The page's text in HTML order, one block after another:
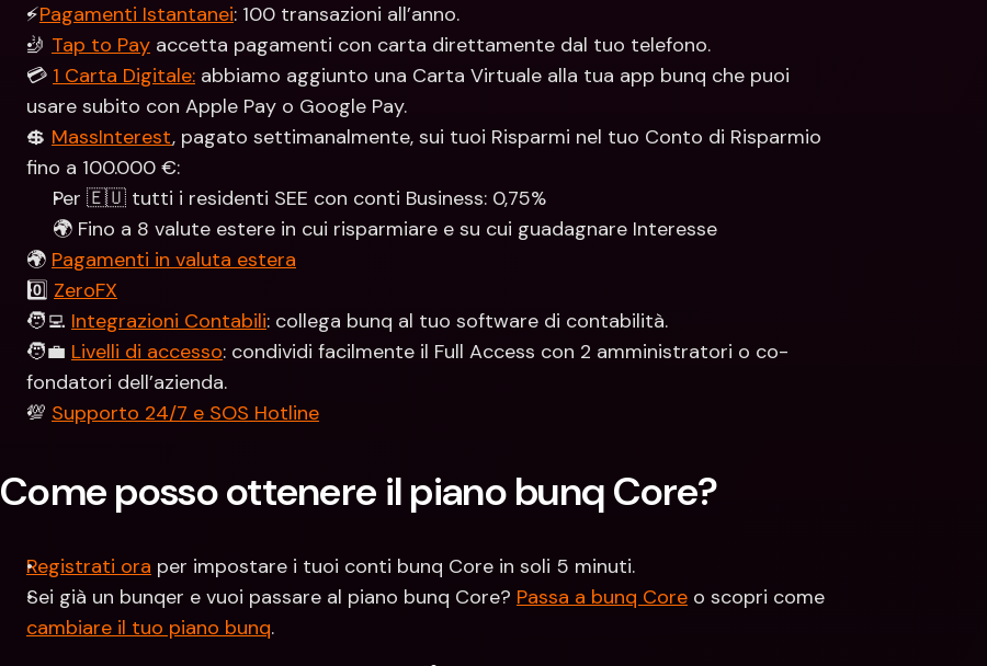
⚡️Pagamenti Istantanei: 100 transazioni all’anno.
🤳 Tap to Pay accetta pagamenti con carta direttamente dal tuo telefono.
💳 1 Carta Digitale: abbiamo aggiunto una Carta Virtuale alla tua app bunq che puoi
usare subito con Apple Pay o Google Pay.
💲 MassInterest, pagato settimanalmente, sui tuoi Risparmi nel tuo Conto di Risparmio
fino a 100.000 €:
Per 🇪🇺 tutti i residenti SEE con conti Business: 0,75%
🌍 Fino a 8 valute estere in cui risparmiare e su cui guadagnare Interesse
🌍 Pagamenti in valuta estera
0️⃣ ZeroFX
🧑‍💻 Integrazioni Contabili: collega bunq al tuo software di contabilità.
🧑‍💼 Livelli di accesso: condividi facilmente il Full Access con 2 amministratori o co-
fondatori dell’azienda.
💯 Supporto 24/7 e SOS Hotline
Come posso ottenere il piano bunq Core?
Registrati ora per impostare i tuoi conti bunq Core in soli 5 minuti.
Sei già un bunqer e vuoi passare al piano bunq Core? Passa a bunq Core
cambiare il tuo piano bunq.